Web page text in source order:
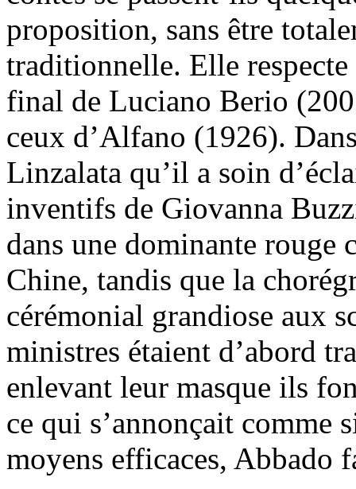
proposition, sans être
traditionnelle. Elle
final de Luciano Berio
ceux d’Alfano (1926).
Linzalata qu’il a soin
inventifs de Giovanna
dans une dominante rouge
Chine, tandis que la
cérémonial grandiose aux
ministres étaient d’abord
enlevant leur masque ils
ce qui s’annonçait comme
moyens efficaces, Abbado